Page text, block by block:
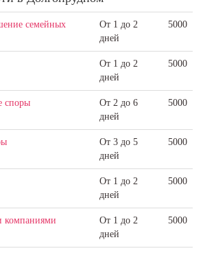
семейных
От 1 до 2
дней
5000
От 1 до 2
дней
5000
споры
От 2 до 6
дней
5000
От 3 до 5
дней
5000
От 1 до 2
дней
5000
компаниями
От 1 до 2
дней
5000